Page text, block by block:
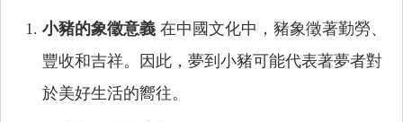
小豬的象徵意義 在中國文化中，豬象徵著勤勞、
豐收和吉祥。因此，夢到小豬可能代表著夢者對
於美好生活的嚮往。